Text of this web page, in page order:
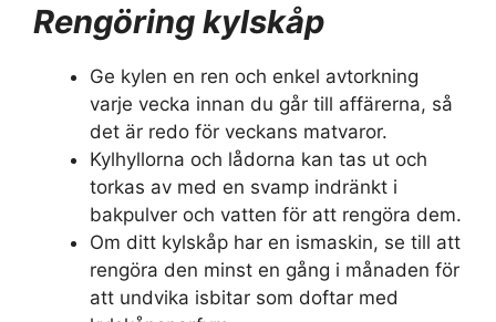
Rengöring kylskåp
Ge kylen en ren och enkel avtorkning
varje vecka innan du går till affärerna, så
det är redo för veckans matvaror.
Kylhyllorna och lådorna kan tas ut och
torkas av med en svamp indränkt i
bakpulver och vatten för att rengöra dem.
Om ditt kylskåp har en ismaskin, se till att
rengöra den minst en gång i månaden för
att undvika isbitar som doftar med